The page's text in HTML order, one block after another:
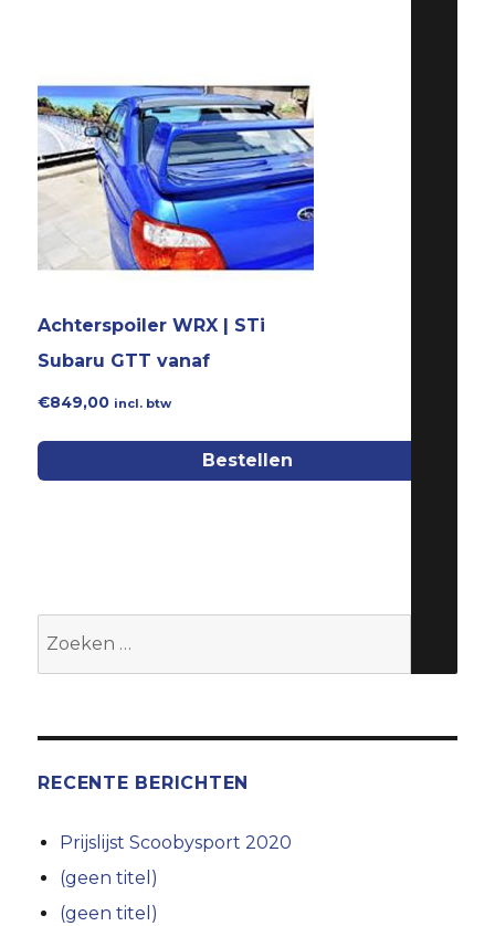
Achterspoiler WRX | STi
Subaru GTT vanaf
€849,00 incl. btw
Bestellen
Zoeken
RECENTE BERICHTEN
Prijslijst Scoobysport 2020
(geen titel)
(geen titel)